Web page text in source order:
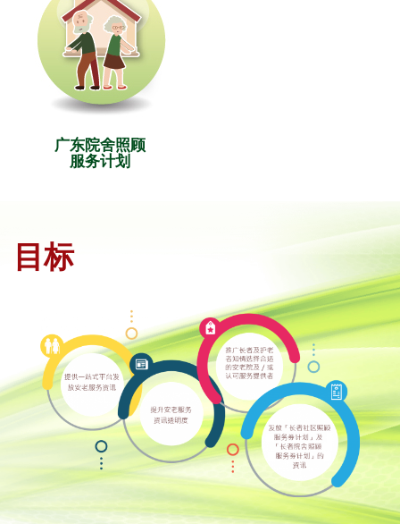
广东院舍照顾
服务计划
目标